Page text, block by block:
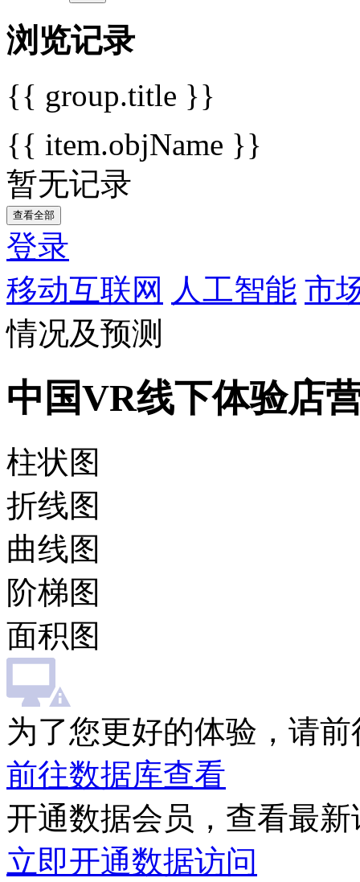
浏览记录
{{ group.title }}
{{ item.objName }}
暂无记录
查看全部
登录
移动互联网 人工智能 市
情况及预测
中国VR线下体验店
柱状图
折线图
曲线图
阶梯图
面积图
为了您更好的体验，请
前往数据库查看
开通数据会员，查看最
立即开通数据访问